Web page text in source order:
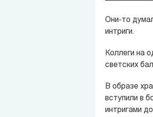
Они-то
интриги.
Коллеги на
светских
В образе
вступили в
интригами